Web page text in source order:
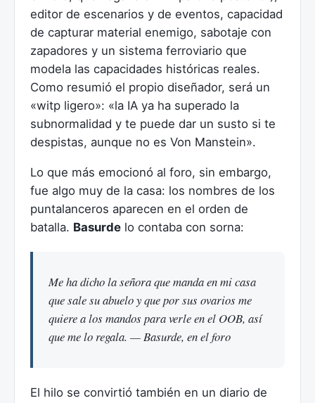
editor de escenarios y de eventos, capacidad
de capturar material enemigo, sabotaje con
zapadores y un sistema ferroviario que
modela las capacidades históricas reales.
Como resumió el propio diseñador, será un
«witp ligero»: «la IA ya ha superado la
subnormalidad y te puede dar un susto si te
despistas, aunque no es Von Manstein».
Lo que más emocionó al foro, sin embargo,
fue algo muy de la casa: los nombres de los
puntalanceros aparecen en el orden de
batalla. Basurde lo contaba con sorna:
Me ha dicho la señora que manda en mi casa
que sale su abuelo y que por sus ovarios me
quiere a los mandos para verle en el OOB, así
que me lo regala. — Basurde, en el foro
El hilo se convirtió también en un diario de